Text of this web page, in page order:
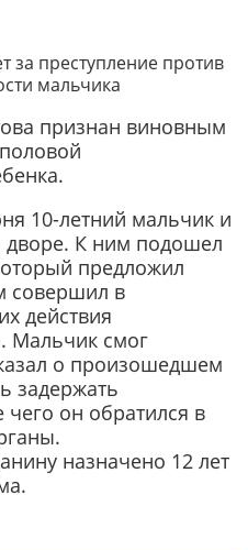
признан виновным
10-летний мальчик и
дворе. К ним подошел
предложил
совершил в
действия
Мальчик смог
о произошедшем
задержать
он обратился в
назначено 12 лет